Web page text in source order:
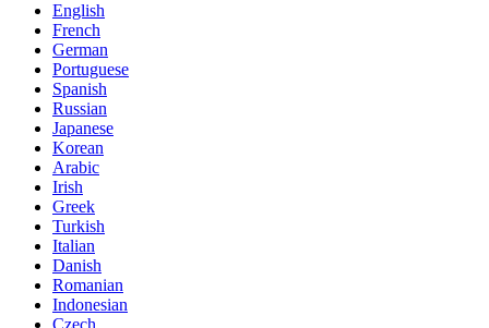
English
French
German
Portuguese
Spanish
Russian
Japanese
Korean
Arabic
Irish
Greek
Turkish
Italian
Danish
Romanian
Indonesian